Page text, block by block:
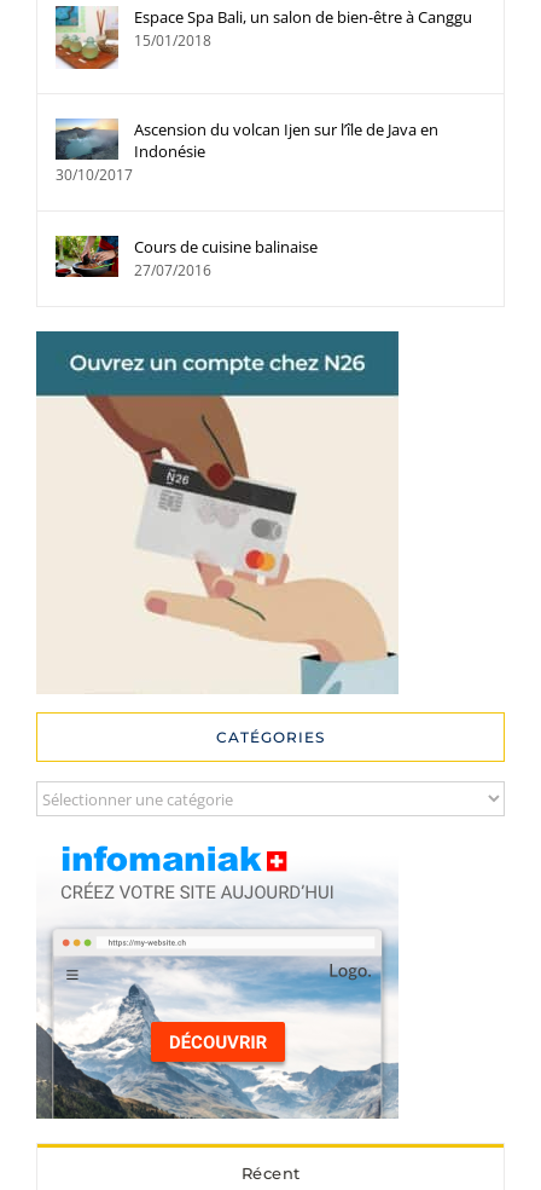
Espace Spa Bali, un salon de bien-être à Canggu
15/01/2018
Ascension du volcan Ijen sur l’île de Java en
Indonésie
30/10/2017
Cours de cuisine balinaise
27/07/2016
CATÉGORIES
Catégories
Récent